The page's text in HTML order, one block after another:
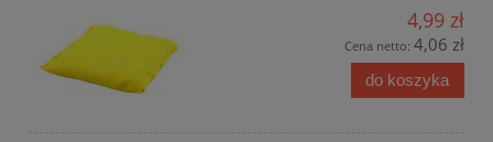
4,99 zł
Cena netto: 4,06 zł
do koszyka